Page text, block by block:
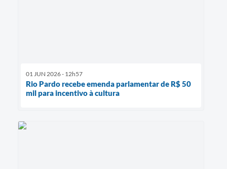
01 JUN 2026 - 12h57
Rio Pardo recebe emenda parlamentar de R$ 50
mil para incentivo à cultura